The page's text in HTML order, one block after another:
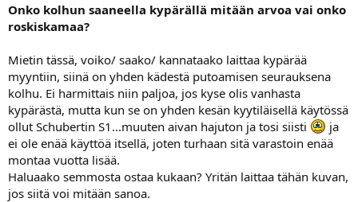
u
n
l
o
i
t
t
a
j
a
i
v
Onko kolhun saaneella kypärällä mitään arvoa vai onko
roskiskamaa?
Mietin tässä, voiko/ saako/ kannataako laittaa kypärää
myyntiin, siinä on yhden kädestä putoamisen seurauksena
kolhu. Ei harmittais niin paljoa, jos kyse olis vanhasta
kypärästä, mutta kun se on yhden kesän kyytiläisellä käytössä
ollut Schubertin S1...muuten aivan hajuton ja tosi siisti
ja
ei ole enää käyttöä itsellä, joten turhaan sitä varastoin enää
montaa vuotta lisää.
Haluaako semmosta ostaa kukaan? Yritän laittaa tähän kuvan,
jos siitä voi mitään sanoa.